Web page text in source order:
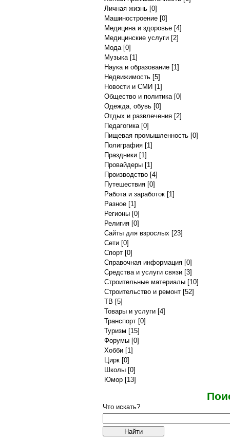
Личная жизнь [0]
Машиностроение [0]
Медицина и здоровье [4]
Медицинские услуги [2]
Мода[0]
Музыка[1]
Наука и образование [1]
Недвижимость [5]
Новости и СМИ [1]
Общество и политика[0]
Одежда, обувь [0]
Отдых и развлечения [2]
Педагогика[0]
Пищевая промышленность [0]
Полиграфия [1]
Праздники [1]
Провайдеры [1]
Производство [4]
Путешествия [0]
Работа и заработок [1]
Разное [1]
Регионы [0]
Религия [0]
Сайты для взрослых [23]
Сети [0]
Спорт [0]
Справочная информация [0]
Средства и услуги связи [3]
Строительные материалы [10]
Строительство и ремонт [52]
ТВ [5]
Товары и услуги [4]
Транспорт [0]
Туризм [15]
Форумы [0]
Хобби [1]
Цирк [0]
Школы [0]
Юмор [13]
Что искать?